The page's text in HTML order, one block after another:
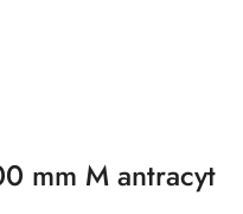
mm M antracyt